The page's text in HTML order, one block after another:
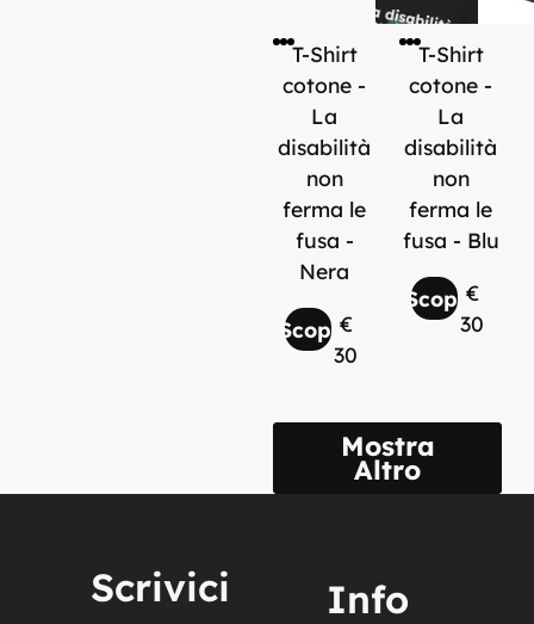
T-Shirt
cotone -
La
disabilità
non
ferma le
fusa -
Nera
Scopri€
30
T-Shirt
cotone -
La
disabilità
non
ferma le
fusa - Blu
Scopri€
30
Mostra
Altro
Scrivici Info